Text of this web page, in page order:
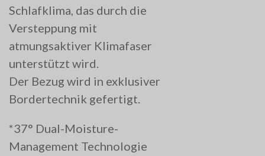
Schlafklima, das durch die
Versteppung mit
atmungsaktiver Klimafaser
unterstützt wird.
Der Bezug wird in exklusiver
Bordertechnik gefertigt.
*37° Dual-Moisture-
Management Technologie